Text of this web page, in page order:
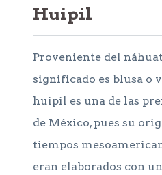
Huipil
Proveniente del
significado es blusa o
huipil es una de las
de México, pues su
tiempos
eran elaborados con